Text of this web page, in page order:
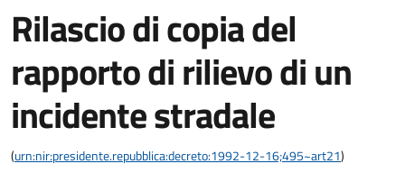
Rilascio di copia del
rapporto di rilievo di un
incidente stradale
(urn:nir:presidente.repubblica:decreto:1992-12-16;495~art21)